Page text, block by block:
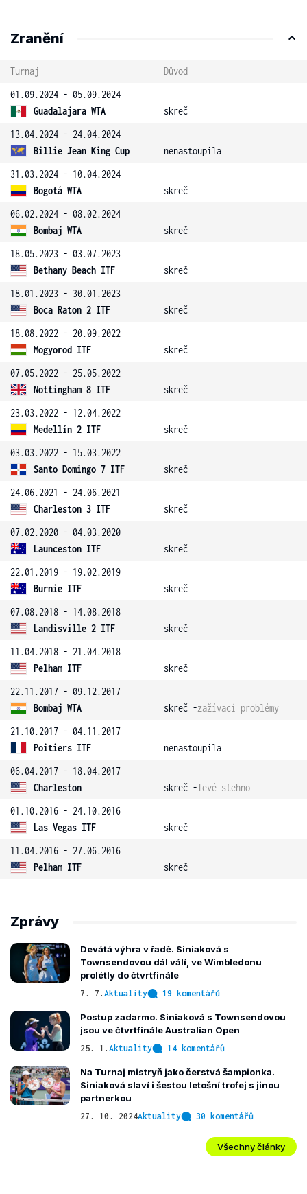
Zranění
Turnaj
Důvod
01.09.2024 - 05.09.2024
Guadalajara WTA
skreč
13.04.2024 - 24.04.2024
Billie Jean King Cup
nenastoupila
31.03.2024 - 10.04.2024
Bogotá WTA
skreč
06.02.2024 - 08.02.2024
Bombaj WTA
skreč
18.05.2023 - 03.07.2023
Bethany Beach ITF
skreč
18.01.2023 - 30.01.2023
Boca Raton 2 ITF
skreč
18.08.2022 - 20.09.2022
Mogyorod ITF
skreč
07.05.2022 - 25.05.2022
Nottingham 8 ITF
skreč
23.03.2022 - 12.04.2022
Medellín 2 ITF
skreč
03.03.2022 - 15.03.2022
Santo Domingo 7 ITF
skreč
24.06.2021 - 24.06.2021
Charleston 3 ITF
skreč
07.02.2020 - 04.03.2020
Launceston ITF
skreč
22.01.2019 - 19.02.2019
Burnie ITF
skreč
07.08.2018 - 14.08.2018
Landisville 2 ITF
skreč
11.04.2018 - 21.04.2018
Pelham ITF
skreč
22.11.2017 - 09.12.2017
Bombaj WTA
skreč -zažívací problémy
21.10.2017 - 04.11.2017
Poitiers ITF
nenastoupila
06.04.2017 - 18.04.2017
Charleston
skreč -levé stehno
01.10.2016 - 24.10.2016
Las Vegas ITF
skreč
11.04.2016 - 27.06.2016
Pelham ITF
skreč
Zprávy
Devátá výhra v řadě. Siniaková s
Townsendovou dál válí, ve Wimbledonu
prolétly do čtvrtfinále
7. 7. Aktuality 19 komentářů
Postup zadarmo. Siniaková s Townsendovou
jsou ve čtvrtfinále Australian Open
25. 1. Aktuality 14 komentářů
Na Turnaj mistryň jako čerstvá šampionka.
Siniaková slaví i šestou letošní trofej s jinou
partnerkou
27. 10. 2024Aktuality 30 komentářů
Všechny články